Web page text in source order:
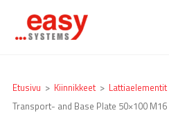
Etusivu > Kiinnikkeet > Lattia­elementit
Transport- and Base Plate 50×100 M16